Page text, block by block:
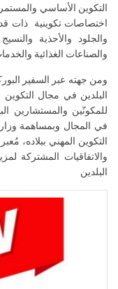
التكوين الأساسي
اختصاصات تكوينية ذات
والجلود والأحذية
والصناعات الغذائية
ومن جهته عبر السفير
البلدين في مجال
للمكونّين والمستشارين
في المجال وبمساهمة
التكوين المهني ببلاده،
والاتفاقيات المشتركة
البلدين